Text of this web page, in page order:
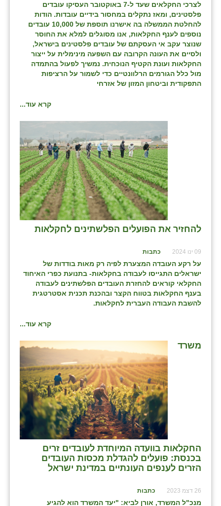
לצרכי החקלאים שעד ל-7 באוקטובר העסיקו עובדים
פלסטינים, ומאז נתקלים במחסור בידיים עובדות. הודות
להחלטת הממשלה בה אישרנו תוספת של 10,000 עובדים
נוספים לענף החקלאות, אנו מסוגלים למלא את החוסר
שנוצר עקב אי העסקתם של עובדים פלסטינים בישראל,
ולסיים את העונה הקרובה עם השפעה מינימלית על ייצור
החקלאות ועונת הקטיף הנוכחית. נמשיך לפעול בהתמדה
מול כלל הגורמים הרלוונטיים כדי לשמור על הרציפות
התפקודית וביטחון המזון של אזרחי
קרא עוד...
להחזיר את הפועלים הפלשתינים לחקלאות
09 ינו 2024 כתבות
על רקע העובדה המצערת לפיה רק מאות בודדות של
ישראלים התגייסו לעבודה בחקלאות- בתנועת כפרי האיחוד
החקלאי קוראים להחזרת העובדים הפלשתינים לעבודה
בענף החקלאות בטווח הקצר ובהכנת תכנית אסטרטגית
להשבת העבודה העברית לחקלאות.
קרא עוד...
משרד
החקלאות בוועדה המיוחדת לעובדים זרים
בכנסת: פועלים להגדלת מכסות העובדים
הזרים לענפים העונתיים במדינת ישראל
26 דצמ 2023 כתבות
מנכ"ל המשרד, אורן לביא: "יעד המשרד הוא להגיע